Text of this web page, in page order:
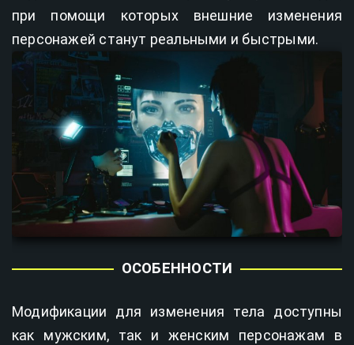
при помощи которых внешние изменения
персонажей станут реальными и быстрыми.
ОСОБЕННОСТИ
Модификации для изменения тела доступны
как мужским, так и женским персонажам в